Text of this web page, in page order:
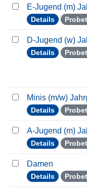
E-Jugend (m)
Details
D-Jugend (w)
Details
Minis (m/w)
Details
A-Jugend (m)
Details
Damen
Details